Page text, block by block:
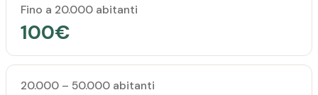
Popolazione del comune
Fino a 20.000 abitanti
100€
20.000 – 50.000 abitanti